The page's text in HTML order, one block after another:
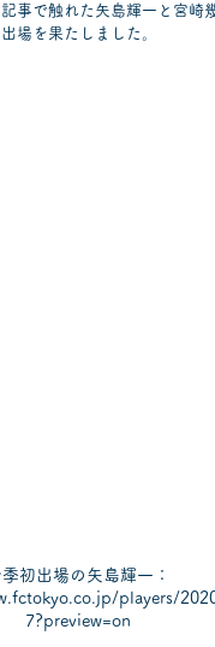
事で触れた矢島輝一と宮崎
場を果たしました。
季初出場の矢島輝一：
players/
7?preview=on